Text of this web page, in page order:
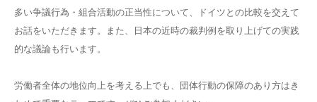
多い争議行為・組合活動の正当性について、ドイツとの比較を交えて
お話をいただきます。また、日本の近時の裁判例を取り上げての実践
的な議論も行います。
労働者全体の地位向上を考える上でも、団体行動の保障のあり方はき